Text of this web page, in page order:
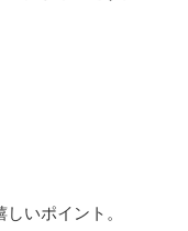
いポイント。